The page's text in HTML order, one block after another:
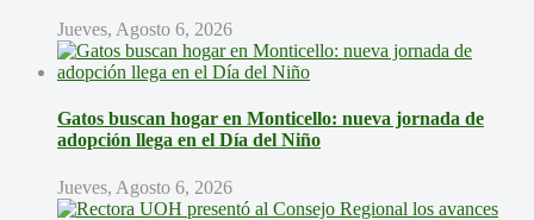
Jueves, Agosto 6, 2026
Gatos buscan hogar en Monticello: nueva jornada de
adopción llega en el Día del Niño
Jueves, Agosto 6, 2026